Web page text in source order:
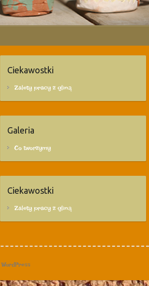
Ciekawostki
Zalety pracy z gliną
Galeria
Co tworzymy
Ciekawostki
Zalety pracy z gliną
WordPress